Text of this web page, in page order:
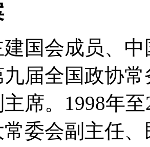
国会成员、
届全国政协
席。1998年
委会副主任